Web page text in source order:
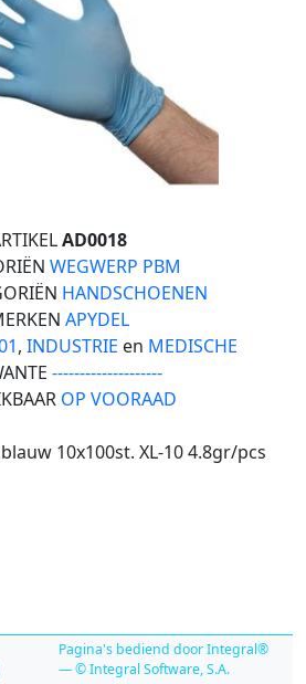
AD0018
WEGWERP PBM
HANDSCHOENEN
APYDEL
, INDUSTRIE en MEDISCHE
--------------------
OP VOORAAD
10x100st. XL-10 4.8gr/pcs
Pagina's bediend door Integral®
— © Integral Software, S.A.